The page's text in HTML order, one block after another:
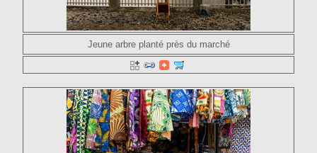
Jeune arbre planté près du marché